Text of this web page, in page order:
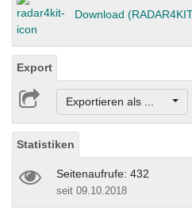
Download
Export
Exportieren als ...
Statistiken
Seitenaufrufe: 432
seit 09.10.2018